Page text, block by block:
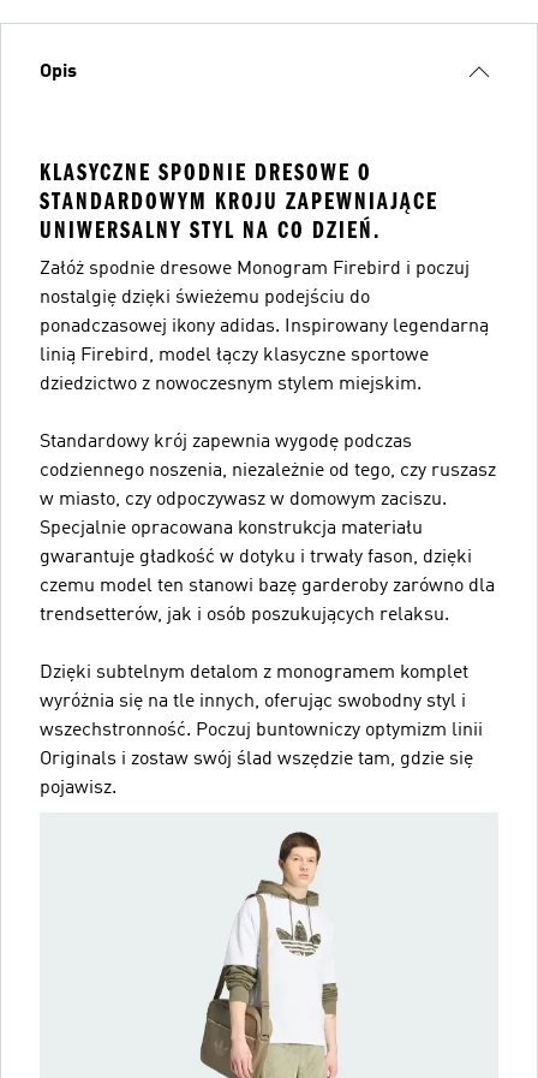
Opis
KLASYCZNE SPODNIE DRESOWE O
STANDARDOWYM KROJU ZAPEWNIAJĄCE
UNIWERSALNY STYL NA CO DZIEŃ.
Załóż spodnie dresowe Monogram Firebird i poczuj
nostalgię dzięki świeżemu podejściu do
ponadczasowej ikony adidas. Inspirowany legendarną
linią Firebird, model łączy klasyczne sportowe
dziedzictwo z nowoczesnym stylem miejskim.
Standardowy krój zapewnia wygodę podczas
codziennego noszenia, niezależnie od tego, czy ruszasz
w miasto, czy odpoczywasz w domowym zaciszu.
Specjalnie opracowana konstrukcja materiału
gwarantuje gładkość w dotyku i trwały fason, dzięki
czemu model ten stanowi bazę garderoby zarówno dla
trendsetterów, jak i osób poszukujących relaksu.
Dzięki subtelnym detalom z monogramem komplet
wyróżnia się na tle innych, oferując swobodny styl i
wszechstronność. Poczuj buntowniczy optymizm linii
Originals i zostaw swój ślad wszędzie tam, gdzie się
pojawisz.